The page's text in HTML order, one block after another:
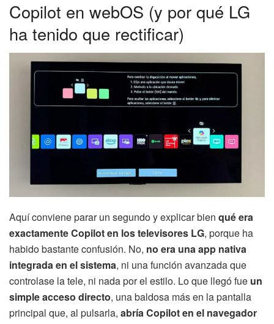
Copilot en webOS (y por qué LG
ha tenido que rectificar)
Aquí conviene parar un segundo y explicar bien qué era
exactamente Copilot en los televisores LG, porque ha
habido bastante confusión. No, no era una app nativa
integrada en el sistema, ni una función avanzada que
controlase la tele, ni nada por el estilo. Lo que llegó fue un
simple acceso directo, una baldosa más en la pantalla
principal que, al pulsarla, abría Copilot en el navegador